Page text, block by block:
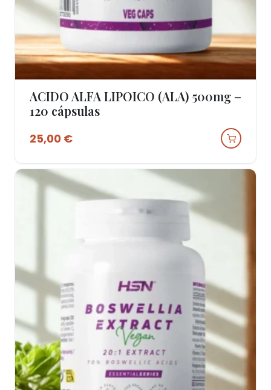
Ver Produto
ACIDO ALFA LIPOICO (ALA) 500mg –
120 cápsulas
25,00 €